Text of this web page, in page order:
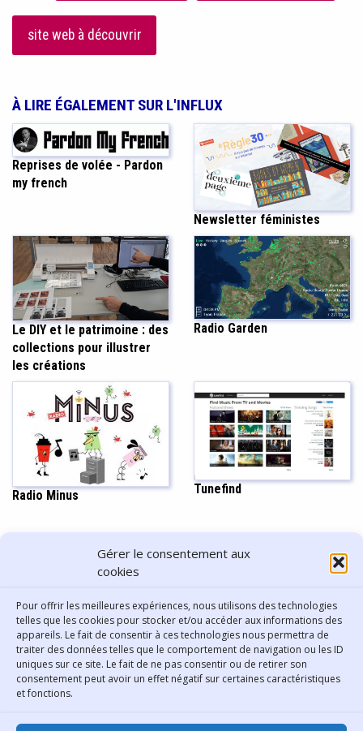
Gérer le consentement aux
cookies
Pour offrir les meilleures expériences, nous utilisons des technologies
telles que les cookies pour stocker et/ou accéder aux informations des
appareils. Le fait de consentir à ces technologies nous permettra de
traiter des données telles que le comportement de navigation ou les ID
uniques sur ce site. Le fait de ne pas consentir ou de retirer son
consentement peut avoir un effet négatif sur certaines caractéristiques
et fonctions.
site web à découvrir
À LIRE ÉGALEMENT SUR L'INFLUX
Reprises de volée - Pardon
my french
Newsletter féministes
Le DIY et le patrimoine : des
collections pour illustrer
les créations
Radio Garden
Radio Minus Tunefind
PARTAGER CET ARTICLE